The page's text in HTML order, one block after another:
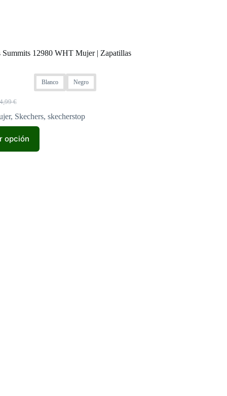
Summits 12980 WHT Mujer | Zapatillas
Blanco Negro
€
€.
€.
, Skechers, skecherstop
opción